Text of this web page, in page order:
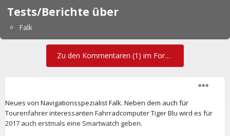
Tests/Berichte über
Falk
Zu den Kommentaren (1) im Forum
Neues von Navigationsspezialist Falk. Neben dem auch für
Tourenfahrer interessanten Fahrradcomputer Tiger Blu wird es für
2017 auch erstmals eine Smartwatch geben.